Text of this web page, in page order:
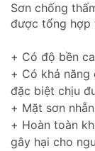
Sơn chống
được tổng hợp
tường ngoài
của bạn thách
+ Có độ bền
+ Có khả năng
đặc biệt chịu
+ Mặt sơn
+ Hoàn toàn
gây hại cho